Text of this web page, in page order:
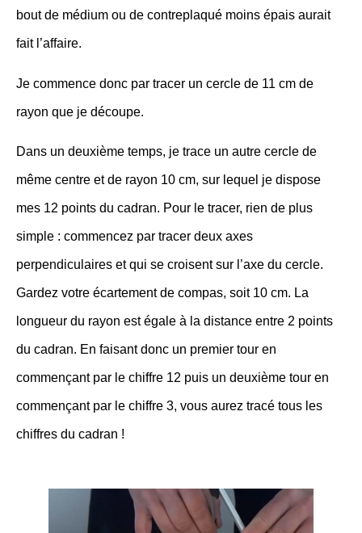
bout de médium ou de contreplaqué moins épais aurait
fait l’affaire.
Je commence donc par tracer un cercle de 11 cm de
rayon que je découpe.
Dans un deuxième temps, je trace un autre cercle de
même centre et de rayon 10 cm, sur lequel je dispose
mes 12 points du cadran. Pour le tracer, rien de plus
simple : commencez par tracer deux axes
perpendiculaires et qui se croisent sur l’axe du cercle.
Gardez votre écartement de compas, soit 10 cm. La
longueur du rayon est égale à la distance entre 2 points
du cadran. En faisant donc un premier tour en
commençant par le chiffre 12 puis un deuxième tour en
commençant par le chiffre 3, vous aurez tracé tous les
chiffres du cadran !